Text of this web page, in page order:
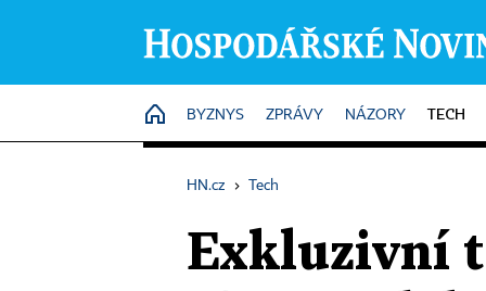
HOME
BYZNYS ZPRÁVY NÁZORY TECH
HN.cz › Tech
Exkluzivní